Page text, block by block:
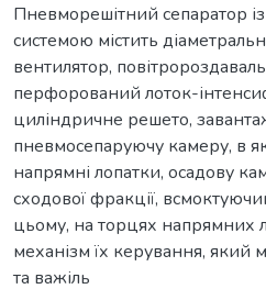
Пневморешітний сепаратор
системою містить
вентилятор,
перфорований лоток-
циліндричне решето,
пневмосепаруючу камеру, в
напрямні лопатки, осадову
сходової фракції,
цьому, на торцях напрямних
механізм їх керування, який
та важіль